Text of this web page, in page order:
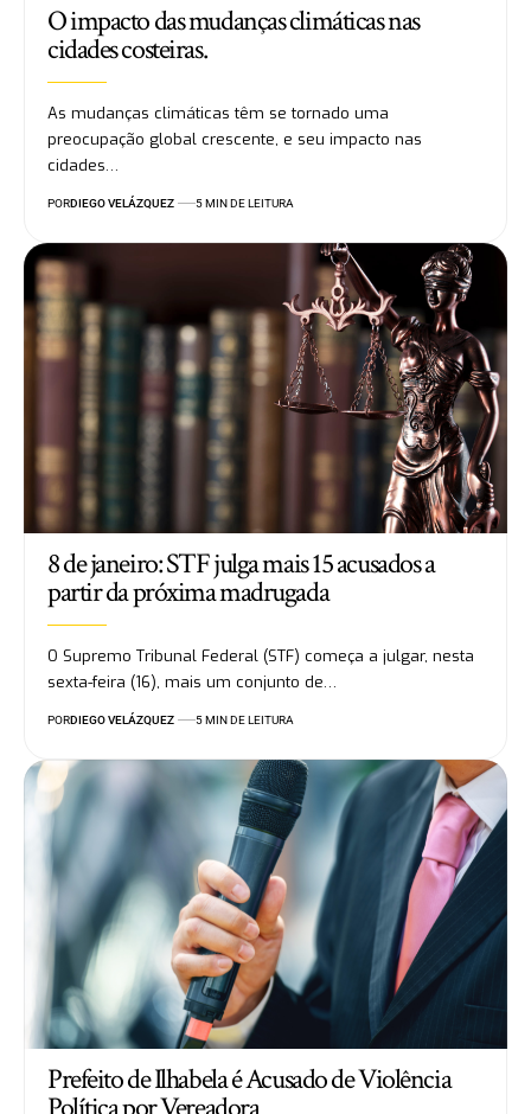
O impacto das mudanças climáticas nas
cidades costeiras.
As mudanças climáticas têm se tornado uma
preocupação global crescente, e seu impacto nas
cidades…
PORDIEGO VELÁZQUEZ 5 MIN DE LEITURA
8 de janeiro: STF julga mais 15 acusados a
partir da próxima madrugada
O Supremo Tribunal Federal (STF) começa a julgar, nesta
sexta-feira (16), mais um conjunto de…
PORDIEGO VELÁZQUEZ 5 MIN DE LEITURA
Prefeito de Ilhabela é Acusado de Violência